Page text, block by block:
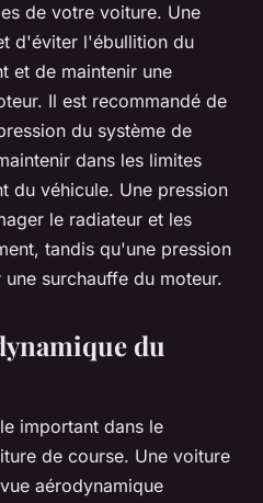
de votre voiture. Une
d'éviter l'ébullition du
et de maintenir une
Il est recommandé de
du système de
dans les limites
du véhicule. Une pression
le radiateur et les
tandis qu'une pression
surchauffe du moteur.
du
important dans le
de course. Une voiture
aérodynamique